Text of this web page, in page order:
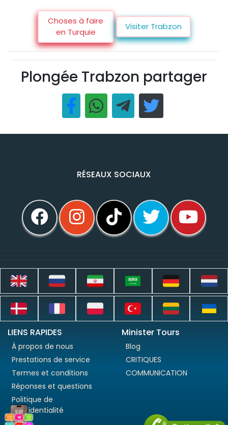
Choses à faire
en Turquie
Visiter Trabzon
Plongée Trabzon partager
RÉSEAUX SOCIAUX
LIENS RAPIDES
À propos de nous
Prestations de service
Termes et conditions
Réponses et questions
Politique de
confidentialité
Minister Tours
Blog
CRITIQUES
COMMUNICATION